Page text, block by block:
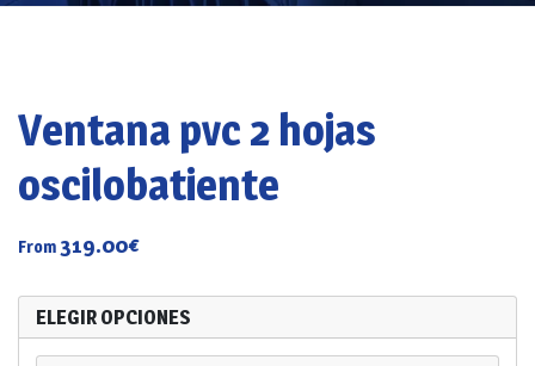
Ventana pvc 2 hojas
oscilobatiente
From 319.00€
ELEGIR OPCIONES